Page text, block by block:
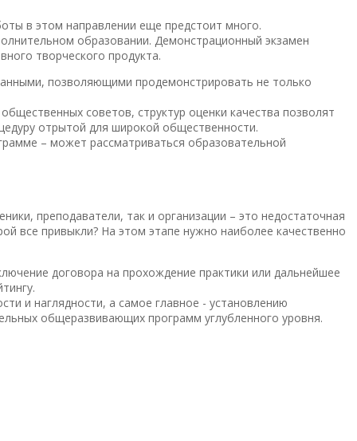
в этом направлении еще предстоит много.
образовании. Демонстрационный экзамен
творческого продукта.
позволяющими продемонстрировать не только
советов, структур оценки качества позволят
отрытой для широкой общественности.
– может рассматриваться образовательной
преподаватели, так и организации – это недостаточная
все привыкли? На этом этапе нужно наиболее качественно
договора на прохождение практики или дальнейшее
и наглядности, а самое главное - установлению
общеразвивающих программ углубленного уровня.